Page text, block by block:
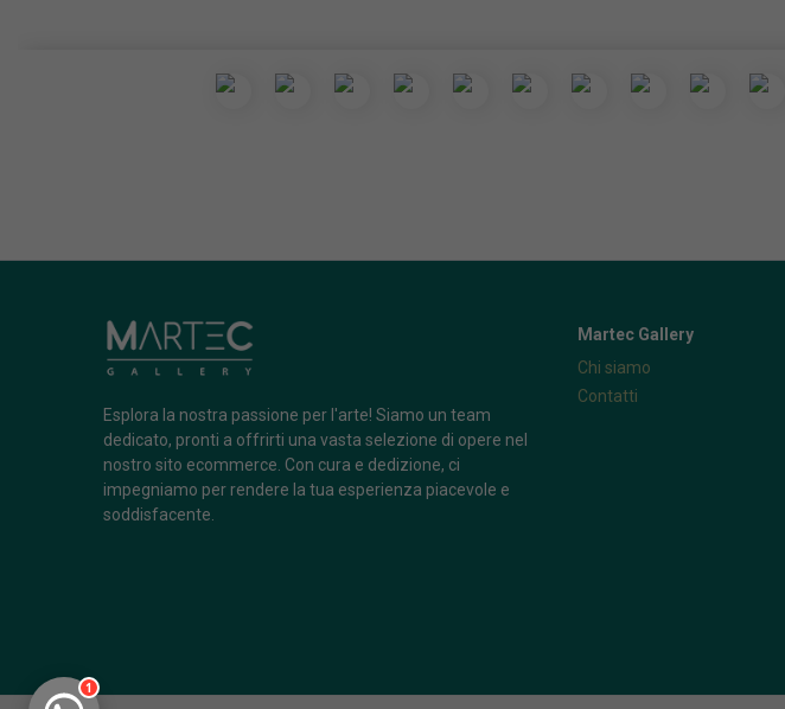
Esplora la nostra passione per l'arte! Siamo un team
dedicato, pronti a offrirti una vasta selezione di opere nel
nostro sito ecommerce. Con cura e dedizione, ci
impegniamo per rendere la tua esperienza piacevole e
soddisfacente.
Martec Gallery
Chi siamo
Contatti
1